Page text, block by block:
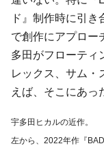
ド』制作時に引
で創作にアプロー
多田がフローティ
レックス、サム・
えば、そこにあっ
宇多田ヒカルの近作。
左から、2022年作『